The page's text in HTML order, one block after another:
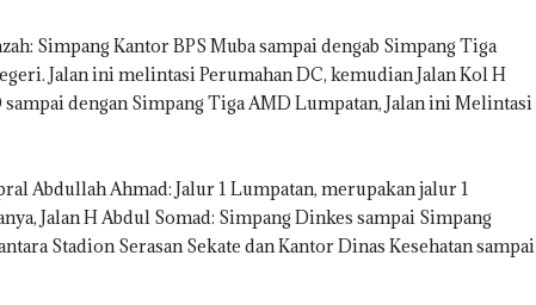
Simpang Kantor BPS Muba sampai dengab Simpang Tiga
Jalan ini melintasi Perumahan DC, kemudian Jalan Kol H
dengan Simpang Tiga AMD Lumpatan, Jalan ini Melintasi
Abdullah Ahmad: Jalur 1 Lumpatan, merupakan jalur 1
Jalan H Abdul Somad: Simpang Dinkes sampai Simpang
Stadion Serasan Sekate dan Kantor Dinas Kesehatan sampai